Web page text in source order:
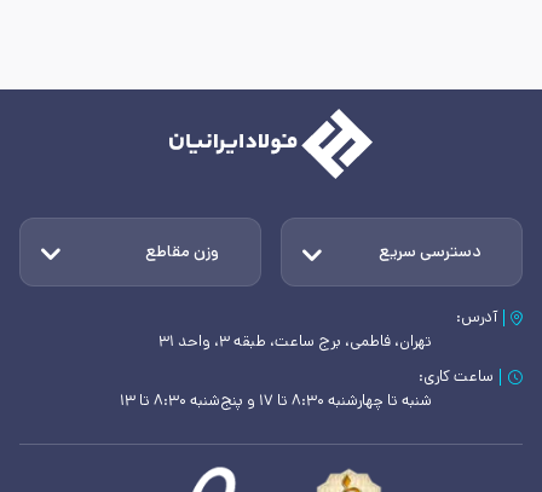
دسترسی سریع وزن مقاطع
آدرس:
تهران، فاطمی، برج ساعت، طبقه ۳، واحد ۳۱
ساعت کاری:
شنبه تا چهارشنبه ۸:۳۰ تا ۱۷ و پنج‌شنبه ۸:۳۰ تا ۱۳